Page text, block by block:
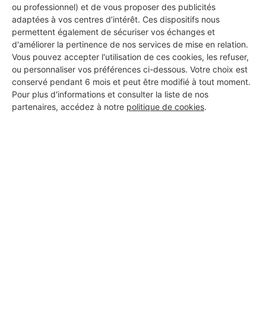
ou professionnel) et de vous proposer des publicités
adaptées à vos centres d’intérêt. Ces dispositifs nous
permettent également de sécuriser vos échanges et
d'améliorer la pertinence de nos services de mise en relation.
Vous pouvez accepter l'utilisation de ces cookies, les refuser,
ou personnaliser vos préférences ci-dessous. Votre choix est
conservé pendant 6 mois et peut être modifié à tout moment.
Pour plus d'informations et consulter la liste de nos
partenaires, accédez à notre politique de cookies.
DEMANDER UN DEVIS